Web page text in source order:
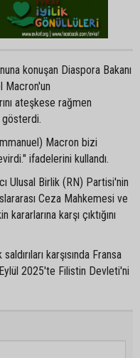
konuşan Diaspora Bakanı
Macron'un
ateşkese rağmen
gösterdi.
Macron bizi
ifadelerini kullandı.
Ulusal Birlik (RN) Partisi'nin
Ceza Mahkemesi ve
karşı çıktığını
karşısında Fransa
2025'te Filistin Devleti'ni